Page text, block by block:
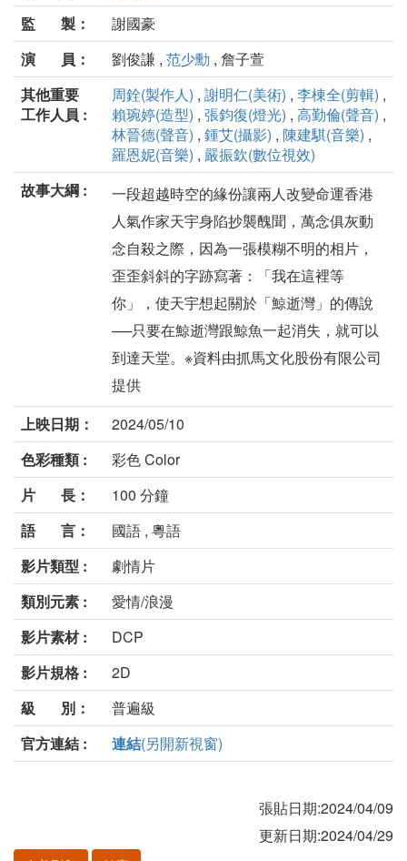
監 製：
謝國豪
演 員：
劉俊謙 , 范少勳 , 詹子萱
其他重要
工作人員 :
周銓(製作人) , 謝明仁(美術) , 李棟全(剪輯) ,
賴琬婷(造型) , 張鈞復(燈光) , 高勤倫(聲音) ,
林晉德(聲音) , 鍾艾(攝影) , 陳建騏(音樂) ,
羅恩妮(音樂) , 嚴振欽(數位視效)
故事大綱 :
⼀段超越時空的緣份讓兩⼈改變命運香港
⼈氣作家天宇⾝陷抄襲醜聞，萬念俱灰動
念自殺之際，因為一張模糊不明的相⽚，
歪歪斜斜的字跡寫著：「我在這裡等
你」，使天宇想起關於「鯨逝灣」的傳說
──只要在鯨逝灣跟鯨魚一起消失，就可以
到達天堂。※資料由抓馬文化股份有限公司
提供
上映日期：
2024/05/10
色彩種類 :
彩色 Color
片 長：
100 分鐘
語 言：
國語 , 粵語
影片類型 :
劇情片
類別元素 :
愛情/浪漫
影片素材 :
DCP
影片規格 :
2D
級 別：
普遍級
官方連結 :
連結(另開新視窗)
張貼日期:2024/04/09
更新日期:2024/04/29